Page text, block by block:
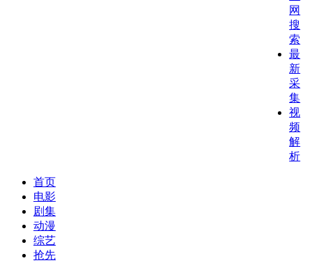
网
搜
索
最
新
采
集
视
频
解
析
首页
电影
剧集
动漫
综艺
抢先